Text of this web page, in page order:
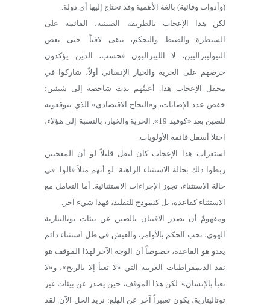
(وأدوات وقائية) بالغة الأهمية وقد تحتاج إليها أي دولة.
لكن هذا الإعجاب بالطريقة الصينية، القائمة على
السيطرة والضبط والتحكم، يبقى لافتاً. حتى بعض
النيوليبراليين، لا الليبراليون فحسب، الذين يؤكدون
حرصهم على الحرية والخيار الإنساني أولاً، شاركوا في
محفل الإعجاب هذا. أعينُهم بدت شاخصة إلى شيئين:
خفض عدد الإصابات، و«النجاح الاقتصادي» الذي يتوقعونه
للصين بعد «كوفيد 19». الحرية والخيار، بالنسبة إلى هؤلاء،
احتلا أسفل قائمة الأولويات.
استغراب هذا الإعجاب كان ليقل قليلاً لو أن المعجبين
ربطوا ذلك بحالة الاستثناء الراهنة. لو أنهم مثلاً قالوا: في
حالة الاستثناء، تجوز الإجراءات الاستثنائية. أما التعامل مع
الاستثناء كقاعدة، بل كنموذج للتقليد، فهذا شيء آخر.
ومفهومٌ أن يصدر الافتتان بالصين عن بيئات توتاليتارية
الهوى، تحب الحكم بالأوامر، والعيش في ظل استثناء دائم
يغدو هو القاعدة، خصوصاً أن الوجه الآخر لهذا الموقف هو
نقد الديمقراطيات الغربية التي «لا تعبأ إلا بالربح»، و«لا
تعبأ بالإنسان». لكن هذا الموقف، حين يصدر عن بيئات غير
توتاليتارية، يكون تعبيراً آخر عن الهلع: نريد الحل الآن. لقد